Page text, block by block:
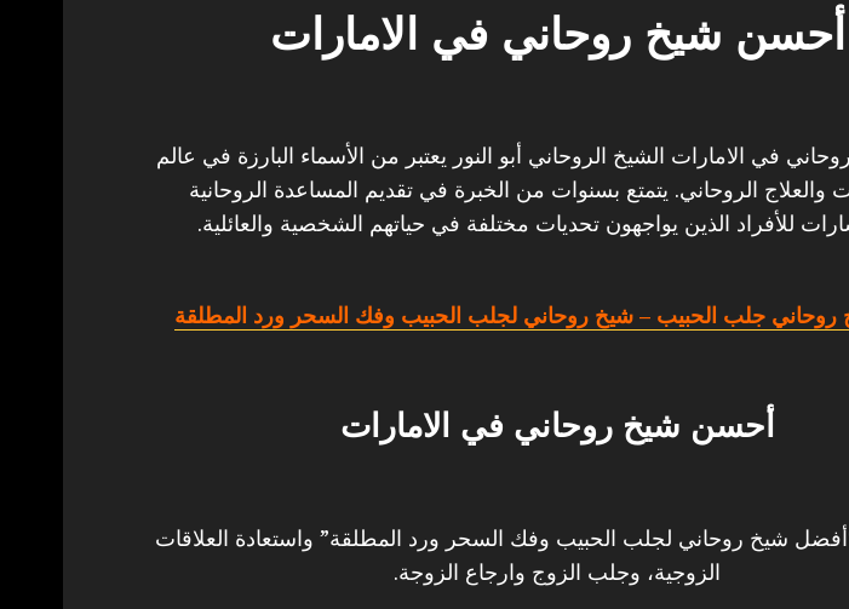
أحسن شيخ روحاني في الامارات
في الامارات الشيخ الروحاني أبو النور يعتبر من الأسماء البارزة في عالم
والعلاج الروحاني. يتمتع بسنوات من الخبرة في تقديم المساعدة الروحانية
للأفراد الذين يواجهون تحديات مختلفة في حياتهم الشخصية والعائلية.
جلب الحبيب – شيخ روحاني لجلب الحبيب وفك السحر ورد المطلقة
أحسن شيخ روحاني في الامارات
شيخ روحاني لجلب الحبيب وفك السحر ورد المطلقة” واستعادة العلاقات
الزوجية، وجلب الزوج وارجاع الزوجة.